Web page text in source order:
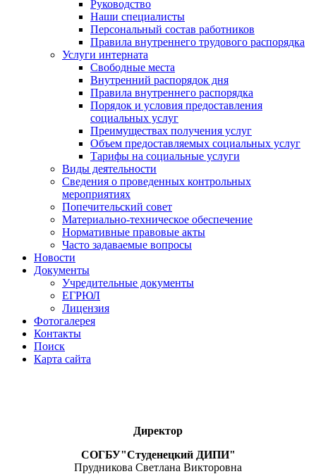
Руководство
Наши специалисты
Персональный состав работников
Правила внутреннего трудового распорядка
Услуги интерната
Свободные места
Внутренний распорядок дня
Правила внутреннего распорядка
Порядок и условия предоставления
социальных услуг
Преимуществах получения услуг
Объем предоставляемых социальных услуг
Тарифы на социальные услуги
Виды деятельности
Сведения о проведенных контрольных
мероприятиях
Попечительский совет
Материально-техническое обеспечение
Нормативные правовые акты
Часто задаваемые вопросы
Новости
Документы
Учредительные документы
ЕГРЮЛ
Лицензия
Фотогалерея
Контакты
Поиск
Карта сайта
Директор
СОГБУ"Студенецкий ДИПИ"
Прудникова Светлана Викторовна